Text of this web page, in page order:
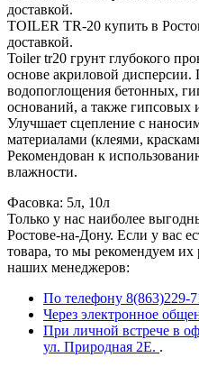
доставкой.
TOILER TR-20 купить в
доставкой.
Toiler tr20 грунт глубокого
основе акриловой
водопоглощения бетонных,
оснований, а также гипсовых
Улучшает сцепление с
материалами (клеями,
Рекомендован к
влажности.
Фасовка: 5л, 10л
Только у нас наиболее
Ростове-на-Дону. Если у вас
товара, то мы рекомендуем
наших менеджеров:
По телефону 8(863)229-
Через электронное
При личной встрече в
ул. Природная 2Е. .